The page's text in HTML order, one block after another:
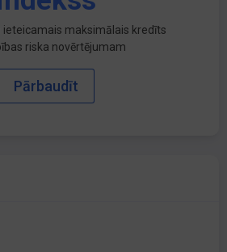
ieteicamais maksimālais kredīts
riska novērtējumam
Pārbaudīt